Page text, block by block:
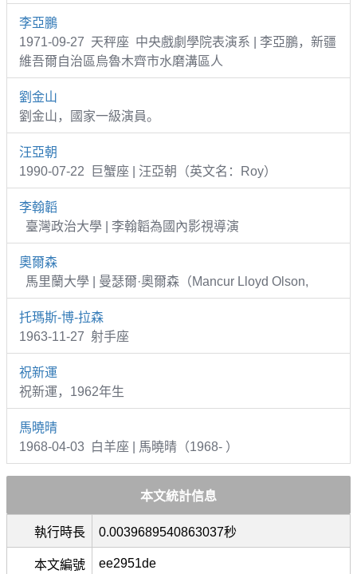
李亞鵬
1971-09-27 天秤座 中央戲劇學院表演系 | 李亞鵬，新疆
維吾爾自治區烏魯木齊市水磨溝區人
劉金山
劉金山，國家一級演員。
汪亞朝
1990-07-22 巨蟹座 | 汪亞朝（英文名：Roy）
李翰韜
臺灣政治大學 | 李翰韜為國內影視導演
奧爾森
馬里蘭大學 | 曼瑟爾·奧爾森（Mancur Lloyd Olson,
托瑪斯-博-拉森
1963-11-27 射手座
祝新運
祝新運，1962年生
馬曉晴
1968-04-03 白羊座 | 馬曉晴（1968- ）
本文統計信息
執行時長 0.0039689540863037秒
本文編號 ee2951de